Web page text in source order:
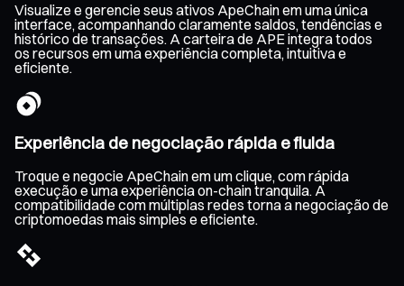
Visualize e gerencie seus ativos ApeChain em uma única
interface, acompanhando claramente saldos, tendências e
histórico de transações. A carteira de APE integra todos
os recursos em uma experiência completa, intuitiva e
eficiente.
Experiência de negociação rápida e fluida
Troque e negocie ApeChain em um clique, com rápida
execução e uma experiência on-chain tranquila. A
compatibilidade com múltiplas redes torna a negociação de
criptomoedas mais simples e eficiente.